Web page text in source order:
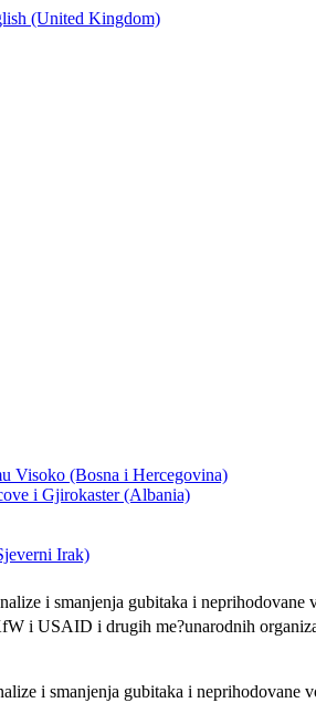
Visoko (Bosna i Hercegovina)
i Gjirokaster (Albania)
Irak)
i smanjenja gubitaka i
i USAID i drugih me?unarodnih
i smanjenja gubitaka i